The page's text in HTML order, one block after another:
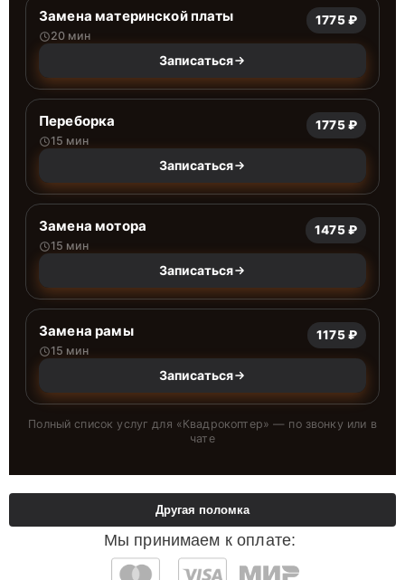
Замена материнской платы
20 мин
1775 ₽
Записаться
Переборка
15 мин
1775 ₽
Записаться
Замена мотора
15 мин
1475 ₽
Записаться
Замена рамы
15 мин
1175 ₽
Записаться
Полный список услуг для «Квадрокоптер» — по звонку или в
чате
Мы принимаем к оплате:
Другая поломка